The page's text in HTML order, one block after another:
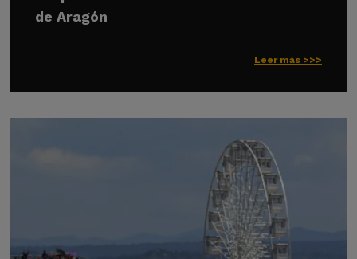
de Aragón
Leer más >>>